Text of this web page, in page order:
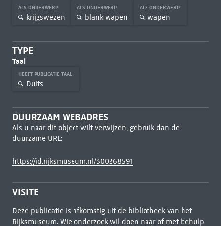
ALS ONDERWERP
krijgswezen
ALS ONDERWERP
blank wapen
ALS ONDERWERP
wapen
TYPE
Taal
HEEFT PUBLICATIE TAAL
Duits
DUURZAAM WEBADRES
Als u naar dit object wilt verwijzen, gebruik dan de
duurzame URL:
https://id.rijksmuseum.nl/300268591
VISITE
Deze publicatie is afkomstig uit de bibliotheek van het
Rijksmuseum. Wie onderzoek wil doen naar of met behulp